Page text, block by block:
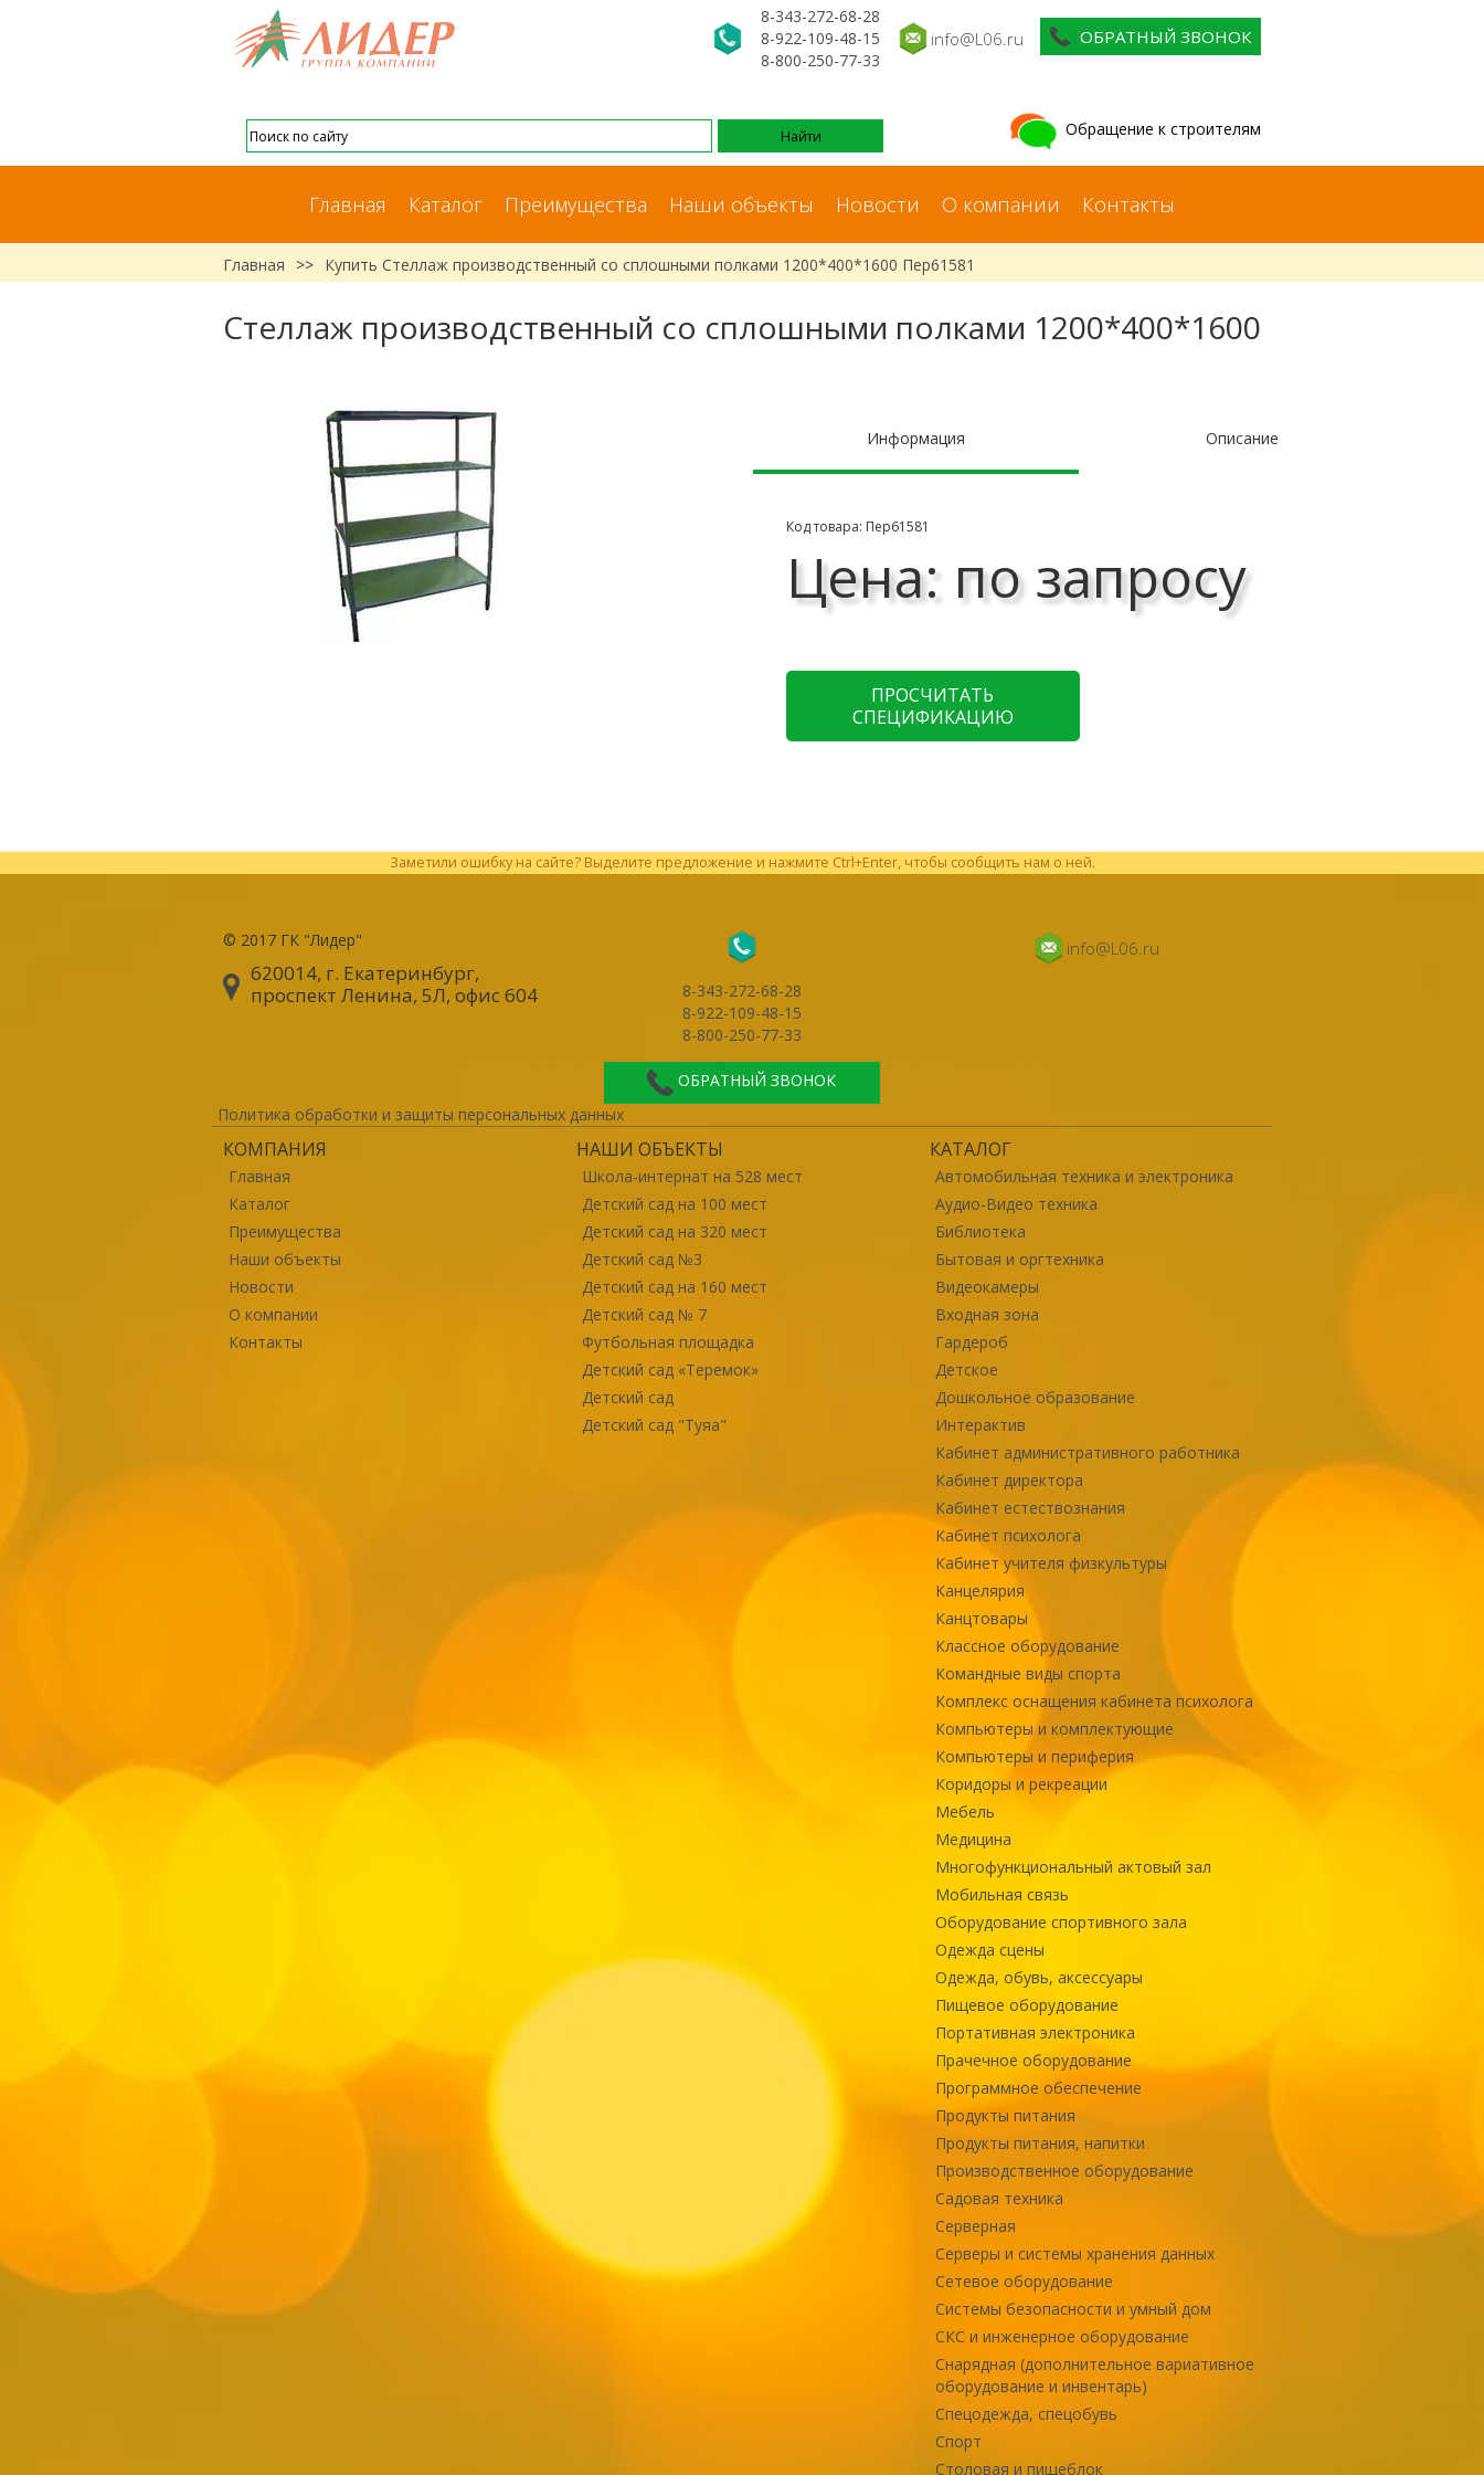
8-343-272-68-28
8-922-109-48-15
8-800-250-77-33
info@L06.ru ОБРАТНЫЙ ЗВОНОК
Обращение к строителям
Главная Каталог Преимущества Наши объекты Новости О компании Контакты
Главная >> Купить Стеллаж производственный со сплошными полками 1200*400*1600 Пер61581
Стеллаж производственный со сплошными полками 1200*400*1600
Информация Описание
Код товара: Пер61581
Цена: по запросу
ПРОСЧИТАТЬ
СПЕЦИФИКАЦИЮ
Заметили ошибку на сайте? Выделите предложение и нажмите Ctrl+Enter, чтобы сообщить нам о ней.
© 2017 ГК "Лидер"
620014, г. Екатеринбург,
проспект Ленина, 5Л, офис 604
8-343-272-68-28
8-922-109-48-15
8-800-250-77-33
ОБРАТНЫЙ ЗВОНОК
info@L06.ru
Политика обработки и защиты персональных данных
КОМПАНИЯ
Главная
Каталог
Преимущества
Наши объекты
Новости
О компании
Контакты
НАШИ ОБЪЕКТЫ
Школа-интернат на 528 мест
Детский сад на 100 мест
Детский сад на 320 мест
Детский сад №3
Детский сад на 160 мест
Детский сад № 7
Футбольная площадка
Детский сад «Теремок»
Детский сад
Детский сад "Туяа"
КАТАЛОГ
Автомобильная техника и электроника
Аудио-Видео техника
Библиотека
Бытовая и оргтехника
Видеокамеры
Входная зона
Гардероб
Детское
Дошкольное образование
Интерактив
Кабинет административного работника
Кабинет директора
Кабинет естествознания
Кабинет психолога
Кабинет учителя физкультуры
Канцелярия
Канцтовары
Классное оборудование
Командные виды спорта
Комплекс оснащения кабинета психолога
Компьютеры и комплектующие
Компьютеры и периферия
Коридоры и рекреации
Мебель
Медицина
Многофункциональный актовый зал
Мобильная связь
Оборудование спортивного зала
Одежда сцены
Одежда, обувь, аксессуары
Пищевое оборудование
Портативная электроника
Прачечное оборудование
Программное обеспечение
Продукты питания
Продукты питания, напитки
Производственное оборудование
Садовая техника
Серверная
Серверы и системы хранения данных
Сетевое оборудование
Системы безопасности и умный дом
СКС и инженерное оборудование
Снарядная (дополнительное вариативное
оборудование и инвентарь)
Спецодежда, спецобувь
Спорт
Столовая и пищеблок